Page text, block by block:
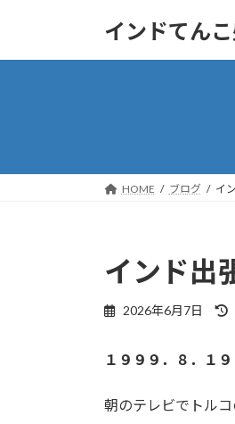
インドてん
HOME ブログ イ
インド出
2026年6月7日
１９９９．８．１９
朝のテレビでトル